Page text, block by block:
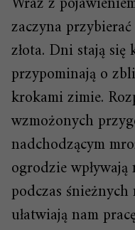
zaczyna
złota. Dni stają się
przypominają o
krokami zimie.
wzmożonych
nadchodzącym
ogrodzie
podczas
ułatwiają nam